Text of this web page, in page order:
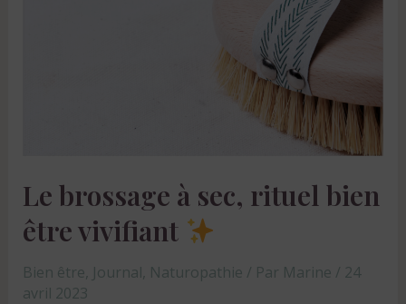
Le brossage à sec, rituel bien
être vivifiant
Bien être Journal Naturopathie / Par Marine / 24
avril 2023